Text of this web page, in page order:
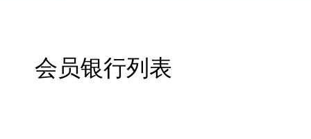
会员银行列表